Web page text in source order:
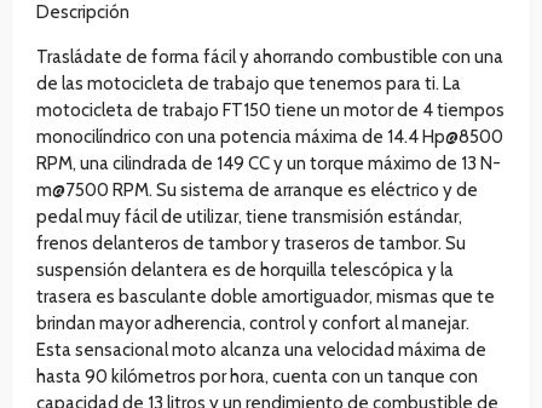
Descripción
Trasládate de forma fácil y ahorrando combustible con una
de las motocicleta de trabajo que tenemos para ti. La
motocicleta de trabajo FT150 tiene un motor de 4 tiempos
monocilíndrico con una potencia máxima de 14.4 Hp@8500
RPM, una cilindrada de 149 CC y un torque máximo de 13 N-
m@7500 RPM. Su sistema de arranque es eléctrico y de
pedal muy fácil de utilizar, tiene transmisión estándar,
frenos delanteros de tambor y traseros de tambor. Su
suspensión delantera es de horquilla telescópica y la
trasera es basculante doble amortiguador, mismas que te
brindan mayor adherencia, control y confort al manejar.
Esta sensacional moto alcanza una velocidad máxima de
hasta 90 kilómetros por hora, cuenta con un tanque con